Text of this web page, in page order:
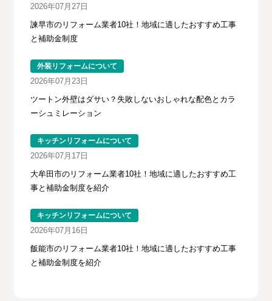
2026年07月27日
諫早市のリフォーム業者10社！地域に適したおすすめ工事
と補助金制度
外装リフォームについて
2026年07月23日
ツートン外壁はダサい？失敗しないおしゃれな配色とカラ
ーシュミレーション
キッチンリフォームについて
2026年07月17日
大牟田市のリフォーム業者10社！地域に適したおすすめ工
事と補助金制度を紹介
キッチンリフォームについて
2026年07月16日
飯能市のリフォーム業者10社！地域に適したおすすめ工事
と補助金制度を紹介